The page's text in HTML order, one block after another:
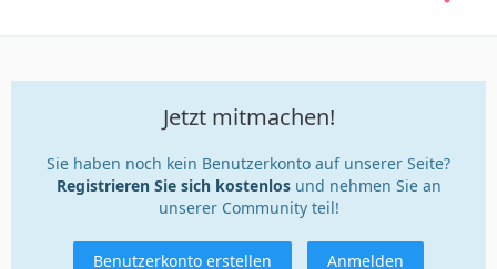
Jetzt mitmachen!
Sie haben noch kein Benutzerkonto auf unserer Seite?
Registrieren Sie sich kostenlosund nehmen Sie an
unserer Community teil!
Benutzerkonto erstellen Anmelden